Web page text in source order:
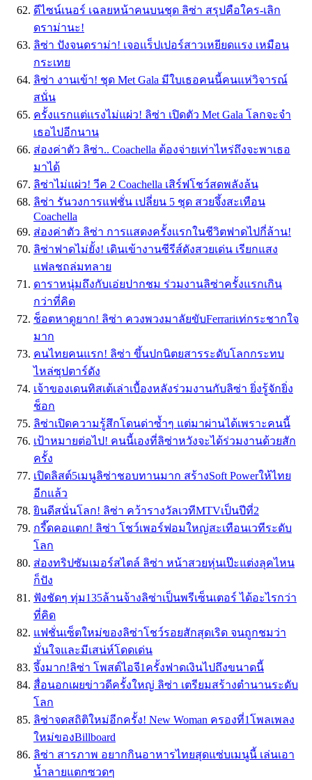
ดีไซน์เนอร์ เฉลยหน้าคนบนชุด ลิซ่า สรุปคือใคร-เลิก
ดราม่านะ!
ลิซ่า ปังจนดราม่า! เจอเเร็ปเปอร์สาวเหยียดเเรง เหมือน
กระเทย
ลิซ่า งานเข้า! ชุด Met Gala มีใบเธอคนนี้คนแห่วิจารณ์
สนั่น
ครั้งแรกแต่เเรงไม่แผ่ว! ลิซ่า เปิดตัว Met Gala โลกจะจำ
เธอไปอีกนาน
ส่องค่าตัว ลิซ่า.. Coachella ต้องจ่ายเท่าไหร่ถึงจะพาเธอ
มาได้
ลิซ่าไม่แผ่ว! วีค 2 Coachella เสิร์ฟโชว์สดพลังล้น
ลิซ่า รันวงการแฟชั่น เปลี่ยน 5 ชุด สวยจึ้งสะเทือน
Coachella
ส่องค่าตัว ลิซ่า การเเสดงครั้งเเรกในชีวิตฟาดไปกี่ล้าน!
ลิซ่าฟาดไม่ยั้ง! เดินเข้างานซีรีส์ดังสวยเด่น เรียกแสง
แฟลชถล่มทลาย
ดาราหนุ่มถึงกับเอ่ยปากชม ร่วมงานลิซ่าครั้งแรกเกิน
กว่าที่คิด
ช็อตหาดูยาก! ลิซ่า ควงพวงมาลัยขับFerrariเท่กระชากใจ
มาก
คนไทยคนแรก! ลิซ่า ขึ้นปกนิตยสารระดับโลกกระทบ
ไหล่ซุปตาร์ดัง
เจ้าของเดนทิสเต้เล่าเบื้องหลังร่วมงานกับลิซ่า ยิ่งรู้จักยิ่ง
ช็อก
ลิซ่าเปิดความรู้สึกโดนด่าซ้ำๆ แต่มาผ่านได้เพราะคนนี้
เป้าหมายต่อไป! คนนี้เองที่ลิซ่าหวังจะได้ร่วมงานด้วยสัก
ครั้ง
เปิดลิสต์5เมนูลิซ่าชอบทานมาก สร้างSoft Powerให้ไทย
อีกแล้ว
ยินดีสนั่นโลก! ลิซ่า คว้ารางวัลเวทีMTVเป็นปีที่2
กรี๊ดคอแตก! ลิซ่า โชว์เพอร์ฟอมใหญ่สะเทือนเวทีระดับ
โลก
ส่องทริปซัมเมอร์สไตล์ ลิซ่า หน้าสวยหุ่นเป๊ะแต่งลุคไหน
ก็ปัง
ฟังชัดๆ ทุ่ม135ล้านจ้างลิซ่าเป็นพรีเซ็นเตอร์ ได้อะไรกว่า
ที่คิด
แฟชั่นเซ็ตใหม่ของลิซ่าโชว์รอยสักสุดเริด จนถูกชมว่า
มั่นใจและมีเสน่ห์โดดเด่น
จึ้งมาก!ลิซ่า โพสต์ไอจี1ครั้งฟาดเงินไปถึงขนาดนี้
สื่อนอกเผยข่าวดีครั้งใหญ่ ลิซ่า เตรียมสร้างตำนานระดับ
โลก
ลิซ่าจดสถิติใหม่อีกครั้ง! New Woman ครองที่1โพลเพลง
ใหม่ของBillboard
ลิซ่า สารภาพ อยากกินอาหารไทยสุดแซ่บเมนูนี้ เล่นเอา
น้ำลายแตกซวดๆ